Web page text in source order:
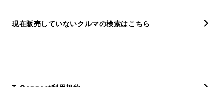
現在販売していないクルマの検索はこちら